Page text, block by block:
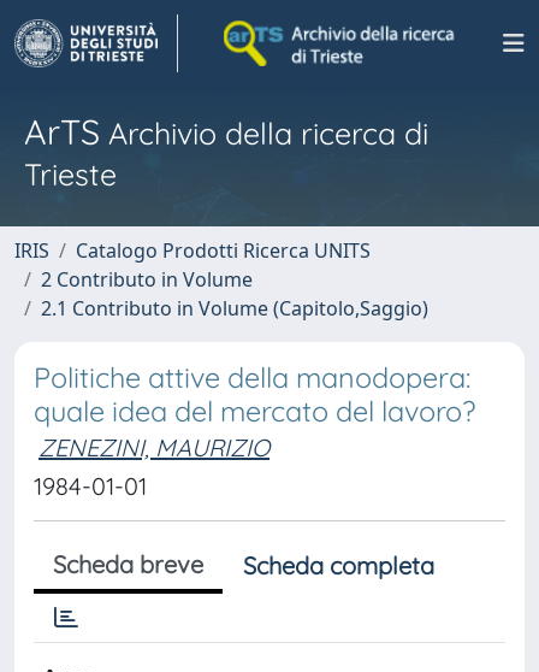
ArTS Archivio della ricerca di
Trieste
IRIS
Catalogo Prodotti Ricerca UNITS
2 Contributo in Volume
2.1 Contributo in Volume (Capitolo,Saggio)
Politiche attive della manodopera:
quale idea del mercato del lavoro?
ZENEZINI, MAURIZIO
1984-01-01
Scheda breve Scheda completa